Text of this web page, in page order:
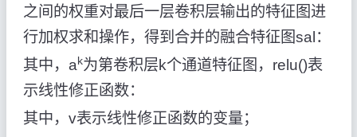
之间的权重对最后一层卷积层输出的特征图进
行加权求和操作，得到合并的融合特征图sal：
其中，ak为第卷积层k个通道特征图，relu()表
示线性修正函数：
其中，v表示线性修正函数的变量；